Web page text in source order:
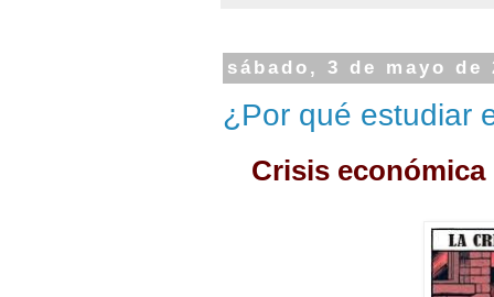
sábado, 3 de mayo de
¿Por qué estudiar
Crisis económica